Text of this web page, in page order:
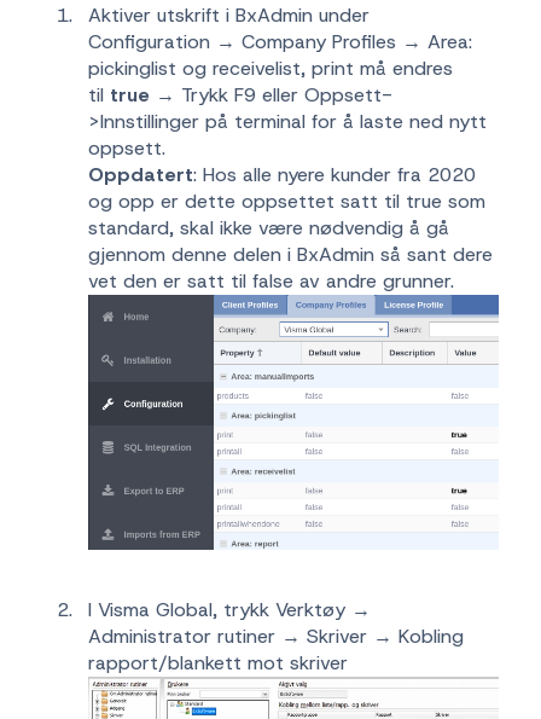
Aktiver utskrift i BxAdmin under
Configuration → Company Profiles → Area:
pickinglist og receivelist, print må endres
til true → Trykk F9 eller Oppsett-
>Innstillinger på terminal for å laste ned nytt
oppsett.
Oppdatert: Hos alle nyere kunder fra 2020
og opp er dette oppsettet satt til true som
standard, skal ikke være nødvendig å gå
gjennom denne delen i BxAdmin så sant dere
vet den er satt til false av andre grunner.
I Visma Global, trykk Verktøy →
Administrator rutiner → Skriver → Kobling
rapport/blankett mot skriver